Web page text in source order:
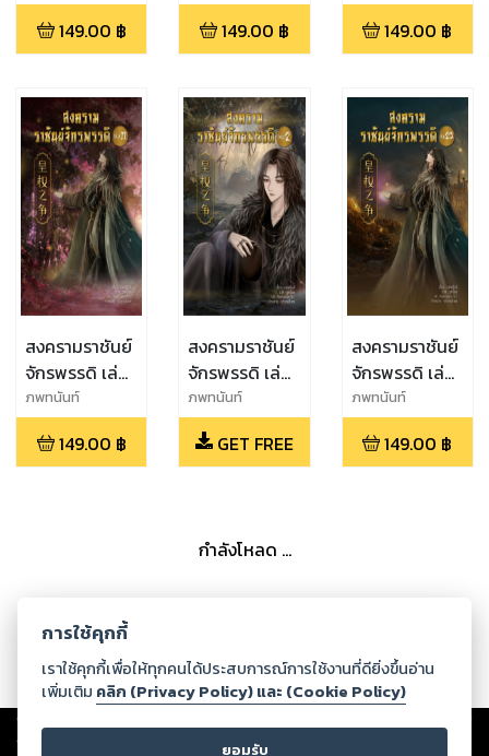
149.00 ฿ 149.00 ฿ 149.00 ฿
สงครามราชันย์
จักรพรรดิ เล่ม
ที่ 11
ภพทนันท์
149.00 ฿
สงครามราชันย์
จักรพรรดิ เล่ม
ที่ 2
ภพทนันท์
GET FREE
สงครามราชันย์
จักรพรรดิ เล่ม
ที่ 23
ภพทนันท์
149.00 ฿
กำลังโหลด ...
Copyright ©
ต่อผลงานหรือเนื้อหาใดที่อัปโหลดผ่านเว็บไซต์และปรากฏว่าละเมิดสิทธิใน
การใช้คุกกี้
เราใช้คุกกี้เพื่อให้ทุกคนได้ประสบการณ์การใช้งานที่ดียิ่งขึ้นอ่าน
เพิ่มเติม คลิก (Privacy Policy) และ (Cookie Policy)
ยอมรับ